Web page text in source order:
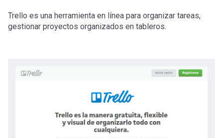
mi
cuenta
[Educarchile
Menú
Inicia
sesión
ayuda
la
navegación
Trello es una herramienta en línea para organizar tareas,
gestionar proyectos organizados en tableros.